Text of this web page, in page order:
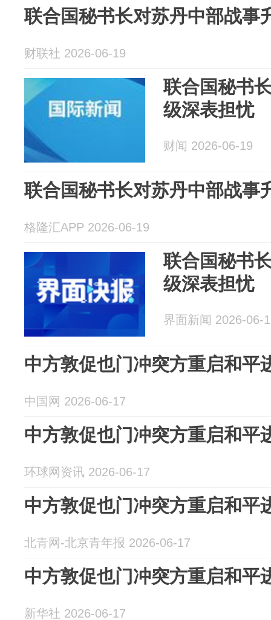
联合国秘书长对苏丹中部战事
财联社 2026-06-19
联合国秘书
级深表担忧
财闻 2026-06-19
联合国秘书长对苏丹中部战事
格隆汇APP 2026-06-19
联合国秘书
级深表担忧
界面新闻 2026-06-
中方敦促也门冲突方重启和平
中国网 2026-06-17
中方敦促也门冲突方重启和平
环球网资讯 2026-06-17
中方敦促也门冲突方重启和平
北青网-北京青年报 2026-06-17
中方敦促也门冲突方重启和平
新华社 2026-06-17